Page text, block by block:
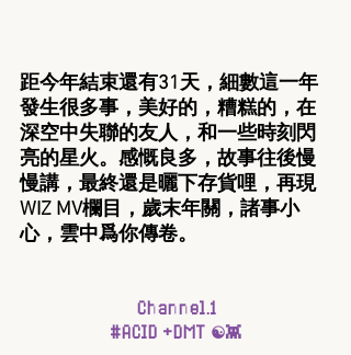
距今年結束還有31天，細數這一年
發生很多事，美好的，糟糕的，在
深空中失聯的友人，和一些時刻閃
亮的星火。感慨良多，故事往後慢
慢講，最終還是曬下存貨哩，再現
WIZ MV欄目，歲末年關，諸事小
心，雲中爲你傳卷。
Channel.1
#ACID +DMT ☯👾